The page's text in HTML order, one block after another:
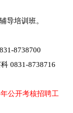
导培训班。
8738700
0831-8738716
公开考核招聘工